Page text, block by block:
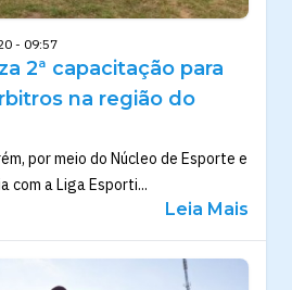
- 09:57
2ª capacitação para
na região do
por meio do Núcleo de Esporte e
com a Liga Esporti...
Leia Mais